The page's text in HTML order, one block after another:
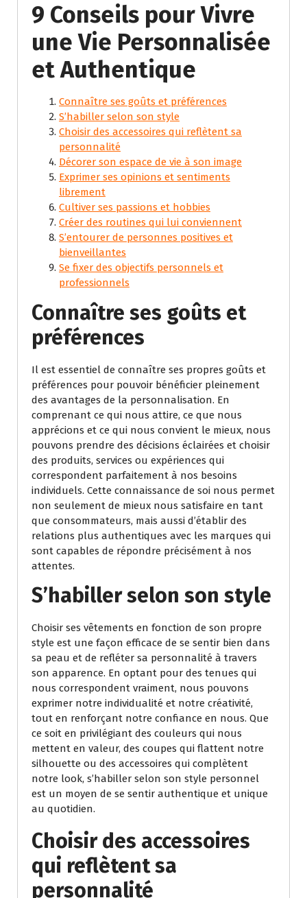
9 Conseils pour Vivre
une Vie Personnalisée
et Authentique
Connaître ses goûts et préférences
S’habiller selon son style
Choisir des accessoires qui reflètent sa
personnalité
Décorer son espace de vie à son image
Exprimer ses opinions et sentiments
librement
Cultiver ses passions et hobbies
Créer des routines qui lui conviennent
S’entourer de personnes positives et
bienveillantes
Se fixer des objectifs personnels et
professionnels
Connaître ses goûts et
préférences
Il est essentiel de connaître ses propres goûts et
préférences pour pouvoir bénéficier pleinement
des avantages de la personnalisation. En
comprenant ce qui nous attire, ce que nous
apprécions et ce qui nous convient le mieux, nous
pouvons prendre des décisions éclairées et choisir
des produits, services ou expériences qui
correspondent parfaitement à nos besoins
individuels. Cette connaissance de soi nous permet
non seulement de mieux nous satisfaire en tant
que consommateurs, mais aussi d’établir des
relations plus authentiques avec les marques qui
sont capables de répondre précisément à nos
attentes.
S’habiller selon son style
Choisir ses vêtements en fonction de son propre
style est une façon efficace de se sentir bien dans
sa peau et de refléter sa personnalité à travers
son apparence. En optant pour des tenues qui
nous correspondent vraiment, nous pouvons
exprimer notre individualité et notre créativité,
tout en renforçant notre confiance en nous. Que
ce soit en privilégiant des couleurs qui nous
mettent en valeur, des coupes qui flattent notre
silhouette ou des accessoires qui complètent
notre look, s’habiller selon son style personnel
est un moyen de se sentir authentique et unique
au quotidien.
Choisir des accessoires
qui reflètent sa
personnalité